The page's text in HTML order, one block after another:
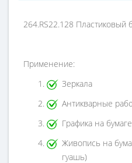
264.RS22.128 Пластиковый
Применение:
Зеркала
Антикварные
Графика на
Живопись на
гуашь)